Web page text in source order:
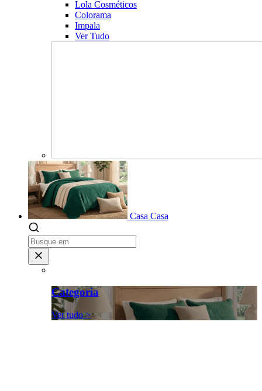
Lola Cosméticos
Colorama
Impala
Ver Tudo
Casa Casa
Categoria
Ver tudo >